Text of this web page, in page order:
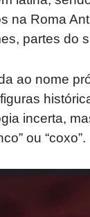
na Roma
partes do
ao nome
incerta,
ou “coxo”.